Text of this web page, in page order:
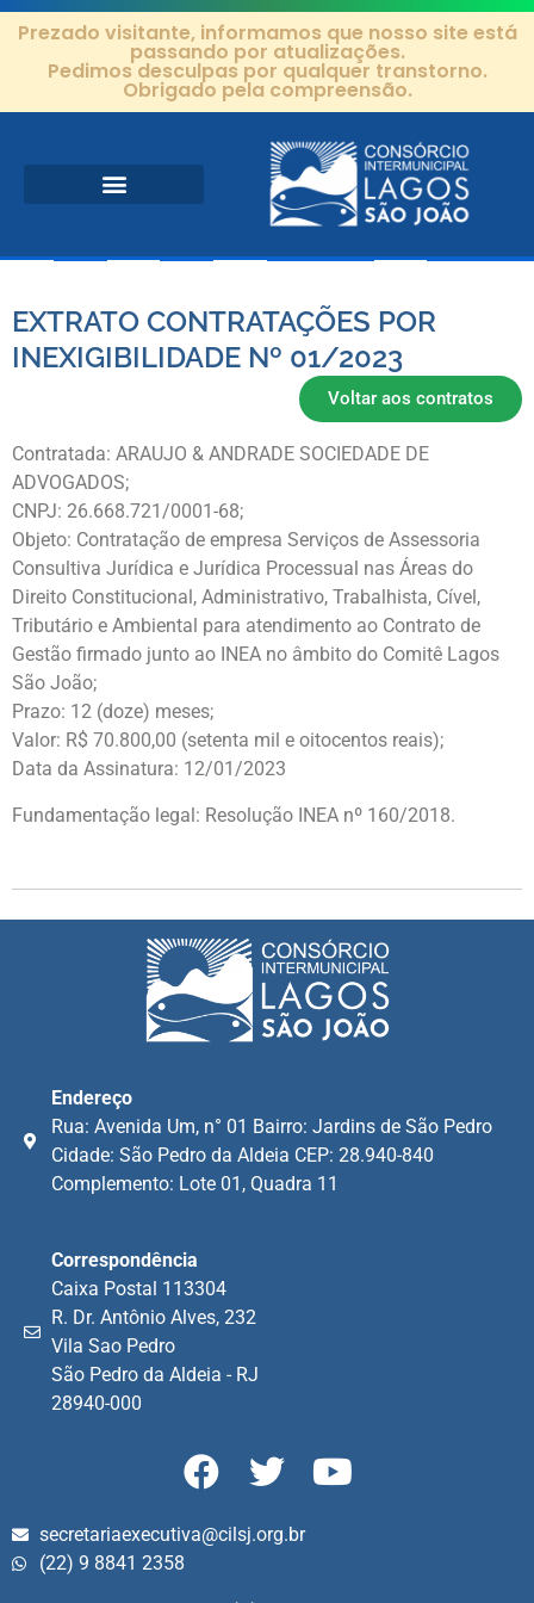
Prezado visitante, informamos que nosso site está
passando por atualizações.
Pedimos desculpas por qualquer transtorno.
Obrigado pela compreensão.
EXTRATO CONTRATAÇÕES POR
INEXIGIBILIDADE Nº 01/2023
Voltar aos contratos
Contratada: ARAUJO & ANDRADE SOCIEDADE DE
ADVOGADOS;
CNPJ: 26.668.721/0001-68;
Objeto: Contratação de empresa Serviços de Assessoria
Consultiva Jurídica e Jurídica Processual nas Áreas do
Direito Constitucional, Administrativo, Trabalhista, Cível,
Tributário e Ambiental para atendimento ao Contrato de
Gestão firmado junto ao INEA no âmbito do Comitê Lagos
São João;
Prazo: 12 (doze) meses;
Valor: R$ 70.800,00 (setenta mil e oitocentos reais);
Data da Assinatura: 12/01/2023
Fundamentação legal: Resolução INEA nº 160/2018.
Endereço
Rua: Avenida Um, n° 01 Bairro: Jardins de São Pedro
Cidade: São Pedro da Aldeia CEP: 28.940-840
Complemento: Lote 01, Quadra 11
Correspondência
Caixa Postal 113304
R. Dr. Antônio Alves, 232
Vila Sao Pedro
São Pedro da Aldeia - RJ
28940-000
secretariaexecutiva@cilsj.org.br
(22) 9 8841 2358